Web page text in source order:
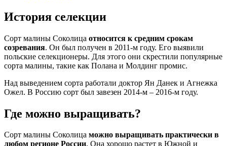
История селекции
Сорт малины Соколица относится к средним срокам
созревания. Он был получен в 2011-м году. Его выявили
польские селекционеры. Для этого они скрестили популярные
сорта малины, такие как Полана и Молдинг промис.
Над выведением сорта работали доктор Ян Данек и Агнежка
Ожел. В Россию сорт был завезен 2014-м – 2016-м году.
Где можно выращивать?
Сорт малины Соколица можно выращивать практически в
любом регионе России. Она хорошо растет в Южной и